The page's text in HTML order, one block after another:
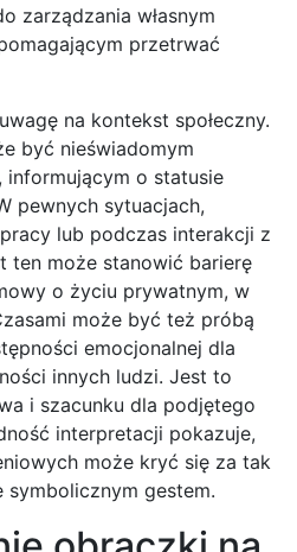
zarządzania własnym
przetrwać
na kontekst społeczny.
być nieświadomym
informującym o statusie
pewnych sytuacjach,
lub podczas interakcji z
ten może stanowić barierę
o życiu prywatnym, w
może być też próbą
emocjonalnej dla
innych ludzi. Jest to
i szacunku dla podjętego
interpretacji pokazuje,
może kryć się za tak
symbolicznym gestem.